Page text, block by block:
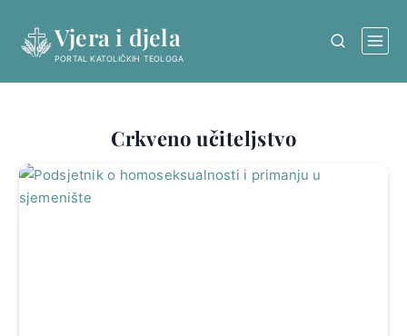
content
Vjera i djela
PORTAL KATOLIČKIH TEOLOGA
Crkveno učiteljstvo